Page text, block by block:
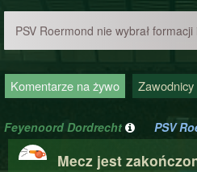
PSV Roermond nie wybrał
Komentarze na żywo Zawodnicy
Feyenoord Dordrecht PSV
Mecz jest